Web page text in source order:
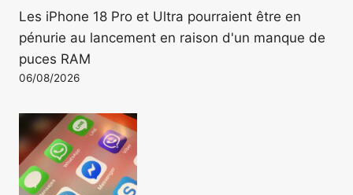
Les iPhone 18 Pro et Ultra pourraient être en
pénurie au lancement en raison d'un manque de
puces RAM
06/08/2026